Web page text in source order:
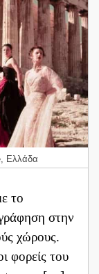
, Ελλάδα
το
στην
χώρους.
φορείς του